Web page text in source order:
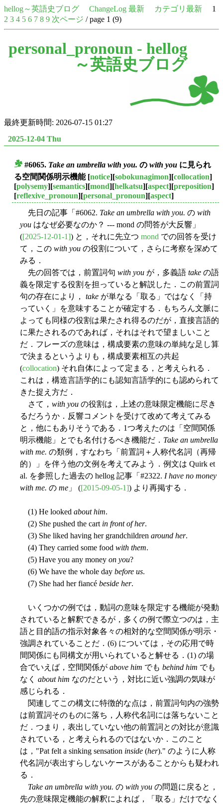
hellog～英語史ブログ ChangeLog 最新 カテゴリ最新 1
2 3 4 5 6 7 8 9 次ページ / page 1 (9)
personal_pronoun - hellog
～英語史ブログ
最終更新時間: 2026-07-15 01:27
2025-12-04 Thu
#6065. Take an umbrella with you. の with you に見られ
る空間関係明示機能[notice][sobokunagimon][collocation]
[polysemy][semantics][mond][helkatsu][aspect][preposition]
[reflexive_pronoun][personal_pronoun][aspect]
先日の記事「#6062. Take an umbrella with you. の with
you はなぜ必要なのか？ --- mond の問答が大反響」
([2025-12-01-1]) と，それに先立つ mond での回答を受け
て，この with you の役割について，さらに考察を深めて
みる．
先の回答では，前置詞句 with you が，多義語 take の語
義を限定する役割を担っていると解説した．この前置詞
句の存在により， take が単なる「取る」ではなく「持
っていく」を意味することが確定する．もちろん文脈に
よっても同様の役割は果たされ得るのだが，直接言語的
に果たされるのであれば，それはそれで望ましいこと
だ．フレーズの意味は，構成要素の意味の単純な足し算
で決まるというよりも，構成要素相互の共起
(collocation) それ自体によって定まる，と考えられる．
これは，構造言語学的にも認知言語学的にも認められて
きた捉え方だ．
さて， with you の役割は，上述の意味限定機能に尽き
るだろうか．反響コメントを受けて改めて考えてみる
と，他にもありそうである．1つ考えたのは「空間関係
明示機能」とでも名付けるべき機能だ． Take an umbrella
with me. の類例，すなわち「前置詞＋人称代名詞（再帰
的）」を伴う他の文例を考えてみよう．例文は Quirk et
al. を参照した過去の hellog 記事「#2322. I have no money
with me. の me 」 ([2015-09-05-1]) より再掲する．
(1) He looked about him.
(2) She pushed the cart in front of her.
(3) She liked having her grandchildren around her.
(4) They carried some food with them.
(5) Have you any money on you?
(6) We have the whole day before us.
(7) She had her fiancé beside her.
いくつかの例では，動詞の意味を限定する機能が発動
されていると解釈できるが，多くの例で際立つのは，主
語と目的語の指示対象各々の相対的な空間関係が明示・
強調されていることだ．(6) については，その応用で時
間関係にも同構文が用いられていると解せる．(1) の場
合でいえば，空間関係が above him でも behind him でも
なく about him なのだという，対比に近い強調の気味が
感じられる．
関連してこの構文に特徴的な点は，前置詞句内の強勢
は前置詞そのものに落ち，人称代名詞には落ちないこと
だ．つまり，表出していない他の前置詞との対比が意識
されている，と考えられるのではないか．このこと
は，"Pat felt a sinking sensation inside (her)." のように人称
代名詞が表出すらしないケースがあることからも疑われ
る．
Take an umbrella with you. の with you の問題に戻ると，
先の意味限定機能の解釈によれば，「取る」だけでなく